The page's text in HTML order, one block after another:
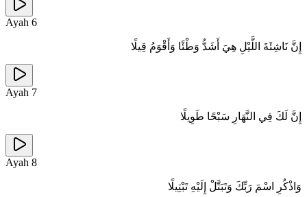
Ayah 6
إِنَّ نَاشِئَةَ اللَّيْلِ هِيَ أَشَدُّ وَطْئًا وَأَقْوَمُ قِيلًا
Ayah 7
إِنَّ لَكَ فِي النَّهَارِ سَبْحًا طَوِيلًا
Ayah 8
وَاذْكُرِ اسْمَ رَبِّكَ وَتَبَتَّلْ إِلَيْهِ تَبْتِيلًا